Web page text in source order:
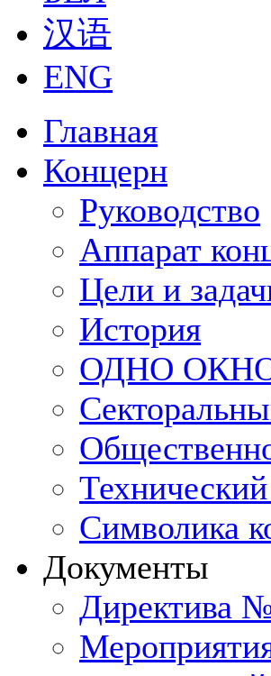
汉语
ENG
Главная
Концерн
Руководство
Аппарат
Цели и
История
ОДНО ОКНО
Символика
Документы
Директива